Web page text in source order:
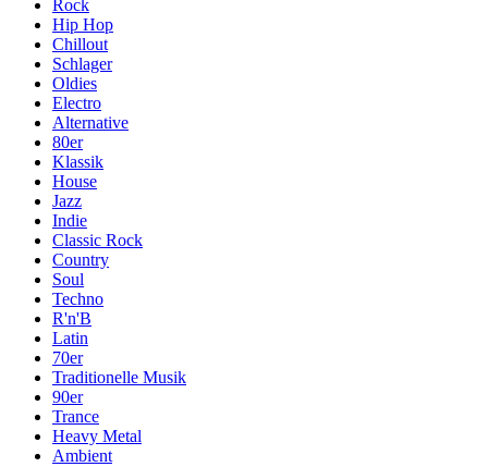
Rock
Hip Hop
Chillout
Schlager
Oldies
Electro
Alternative
80er
Klassik
House
Jazz
Indie
Classic Rock
Country
Soul
Techno
R'n'B
Latin
70er
Traditionelle Musik
90er
Trance
Heavy Metal
Ambient